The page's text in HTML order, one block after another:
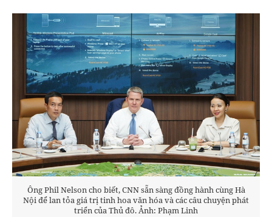
Ông Phil Nelson cho biết, CNN sẵn sàng đồng hành cùng Hà
Nội để lan tỏa giá trị tinh hoa văn hóa và các câu chuyện phát
triển của Thủ đô. Ảnh: Phạm Linh